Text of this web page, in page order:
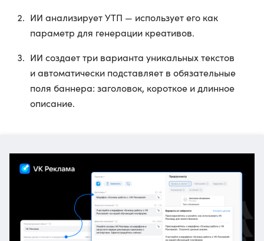
ИИ анализирует УТП — использует его как
параметр для генерации креативов.
ИИ создает три варианта уникальных текстов
и автоматически подставляет в обязательные
поля баннера: заголовок, короткое и длинное
описание.